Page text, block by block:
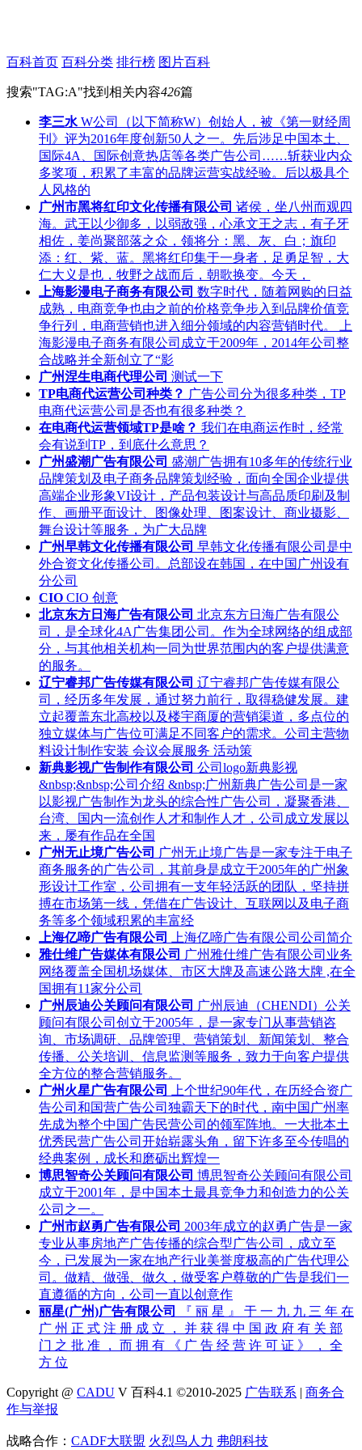
百科首页 百科分类 排行榜 图片百科
搜索"TAG:A"找到相关内容426篇
李三水 W公司（以下简称W）创始人，被《第一财经周
刊》评为2016年度创新50人之一。先后涉足中国本土、
国际4A、国际创意热店等各类广告公司……斩获业内众
多奖项，积累了丰富的品牌运营实战经验。后以极具个
人风格的
广州市黑将红印文化传播有限公司 诸侯，坐八州而观四
海。武王以少御多，以弱敌强，心承文王之志，有子牙
相佐，姜尚聚部落之众，领将分：黑、灰、白；旗印
添：红、紫、蓝。黑将红印集于一身者，足勇足智，大
仁大义是也，牧野之战而后，朝歌换变。今天，
上海影漫电子商务有限公司 数字时代，随着网购的日益
成熟，电商竞争也由之前的价格竞争步入到品牌价值竞
争行列，电商营销也进入细分领域的内容营销时代。 上
海影漫电子商务有限公司成立于2009年，2014年公司整
合战略并全新创立了“影
广州涅生电商代理公司 测试一下
TP电商代运营公司种类？ 广告公司分为很多种类，TP
电商代运营公司是否也有很多种类？
在电商代运营领域TP是啥？ 我们在电商运作时，经常
会有说到TP，到底什么意思？
广州盛潮广告有限公司 盛潮广告拥有10多年的传统行业
品牌策划及电子商务品牌策划经验，面向全国企业提供
高端企业形象VI设计，产品包装设计与高品质印刷及制
作、画册平面设计、图像处理、图案设计、商业摄影、
舞台设计等服务，为广大品牌
广州早韩文化传播有限公司 早韩文化传播有限公司是中
外合资文化传播公司。总部设在韩国，在中国广州设有
分公司
CIO CIO 创意
北京东方日海广告有限公司 北京东方日海广告有限公
司，是全球化4A广告集团公司。作为全球网络的组成部
分，与其他相关机构一同为世界范围内的客户提供满意
的服务。
辽宁睿邦广告传媒有限公司 辽宁睿邦广告传媒有限公
司，经历多年发展，通过努力前行，取得稳健发展。建
立起覆盖东北高校以及楼宇商厦的营销渠道，多点位的
独立媒体与广告位可满足不同客户的需求。公司主营物
料设计制作安装 会议会展服务 活动策
新典影视广告制作有限公司 公司logo新典影视
&nbsp;&nbsp;公司介绍 &nbsp;广州新典广告公司是一家
以影视广告制作为龙头的综合性广告公司，凝聚香港、
台湾、国内一流创作人才和制作人才，公司成立发展以
来，屡有作品在全国
广州无止境广告公司 广州无止境广告是一家专注于电子
商务服务的广告公司，其前身是成立于2005年的广州象
形设计工作室，公司拥有一支年轻活跃的团队，坚持拼
搏在市场第一线，凭借在广告设计、互联网以及电子商
务等多个领域积累的丰富经
上海亿啼广告有限公司
上海亿啼广告有限公司公司简介
雅仕维广告媒体有限公司 广州雅仕维广告有限公司业务
网络覆盖全国机场媒体、市区大牌及高速公路大牌 ,在全
国拥有11家分公司
广州辰迪公关顾问有限公司 广州辰迪（CHENDI）公关
顾问有限公司创立于2005年，是一家专门从事营销咨
询、市场调研、品牌管理、营销策划、新闻策划、整合
传播、公关培训、信息监测等服务，致力于向客户提供
全方位的整合营销服务。
广州火星广告有限公司
上个世纪90年代，在历经合资广
告公司和国营广告公司独霸天下的时代，南中国广州率
先成为整个中国广告民营公司的领军阵地。一大批本土
优秀民营广告公司开始崭露头角，留下许多至今传唱的
经典案例，成长和磨砺出辉煌一
博思智奇公关顾问有限公司 博思智奇公关顾问有限公司
成立于2001年，是中国本土最具竞争力和创造力的公关
公司之一。
广州市赵勇广告有限公司 2003年成立的赵勇广告是一家
专业从事房地产广告传播的综合型广告公司，成立至
今，已发展为一家在地产行业美誉度极高的广告代理公
司。做精、做强、做久，做受客户尊敬的广告是我们一
直遵循的方向，公司一直以创意作
丽星(广州)广告有限公司
『 丽 星 』 于 一 九 九 三 年 在
广 州 正 式 注 册 成 立 ， 并 获 得 中 国 政 府 有 关 部
门 之 批 准 ， 而 拥 有 《 广 告 经 营 许 可 证 》 ， 全
方 位
Copyright @ CADU V 百科4.1 ©2010-2025 广告联系 | 商务合
作与举报
战略合作： CADF大联盟 火烈鸟人力 弗朗科技